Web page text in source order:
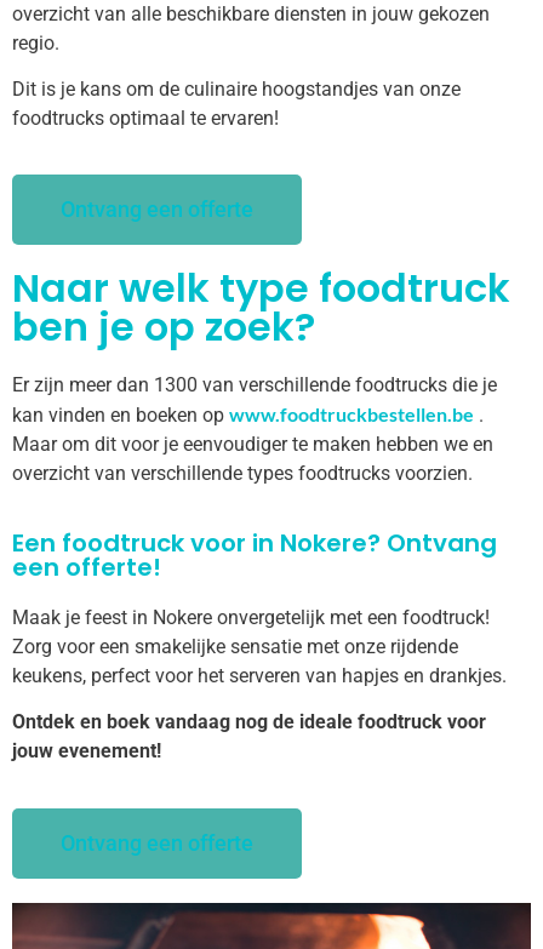
overzicht van alle beschikbare diensten in jouw gekozen
regio.
Dit is je kans om de culinaire hoogstandjes van onze
foodtrucks optimaal te ervaren!
Ontvang een offerte
Naar welk type foodtruck
ben je op zoek?
Er zijn meer dan 1300 van verschillende foodtrucks die je
kan vinden en boeken op www.foodtruckbestellen.be .
Maar om dit voor je eenvoudiger te maken hebben we en
overzicht van verschillende types foodtrucks voorzien.
Een foodtruck voor in Nokere? Ontvang
een offerte!
Maak je feest in Nokere onvergetelijk met een foodtruck!
Zorg voor een smakelijke sensatie met onze rijdende
keukens, perfect voor het serveren van hapjes en drankjes.
Ontdek en boek vandaag nog de ideale foodtruck voor
jouw evenement!
Ontvang een offerte